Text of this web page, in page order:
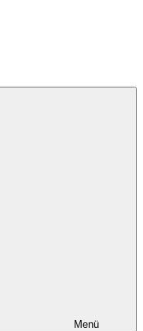
Menü